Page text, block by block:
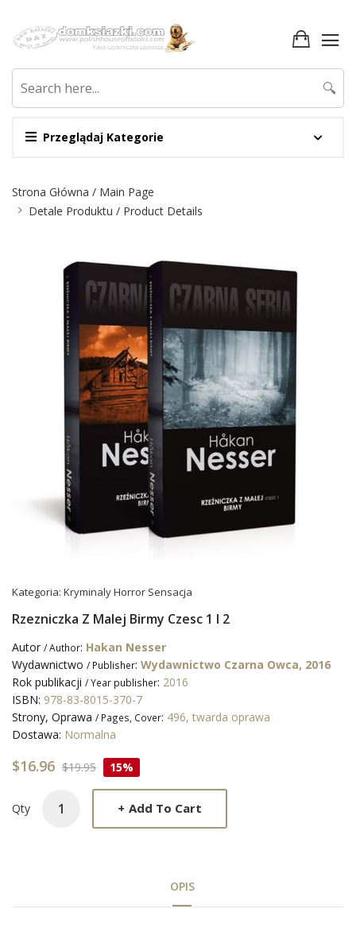
Przeglądaj Kategorie
🔍
Strona Główna / Main Page
Detale Produktu / Product Details
Kategoria: Kryminaly Horror Sensacja
Rzezniczka Z Malej Birmy Czesc 1 I 2
Autor / Author: Hakan Nesser
Wydawnictwo / Publisher: Wydawnictwo Czarna Owca, 2016
Rok publikacji / Year publisher: 2016
ISBN: 978-83-8015-370-7
Strony, Oprawa / Pages, Cover: 496, twarda oprawa
Dostawa: Normalna
$16.96 $19.95 15%
Qty + Add To Cart
OPIS